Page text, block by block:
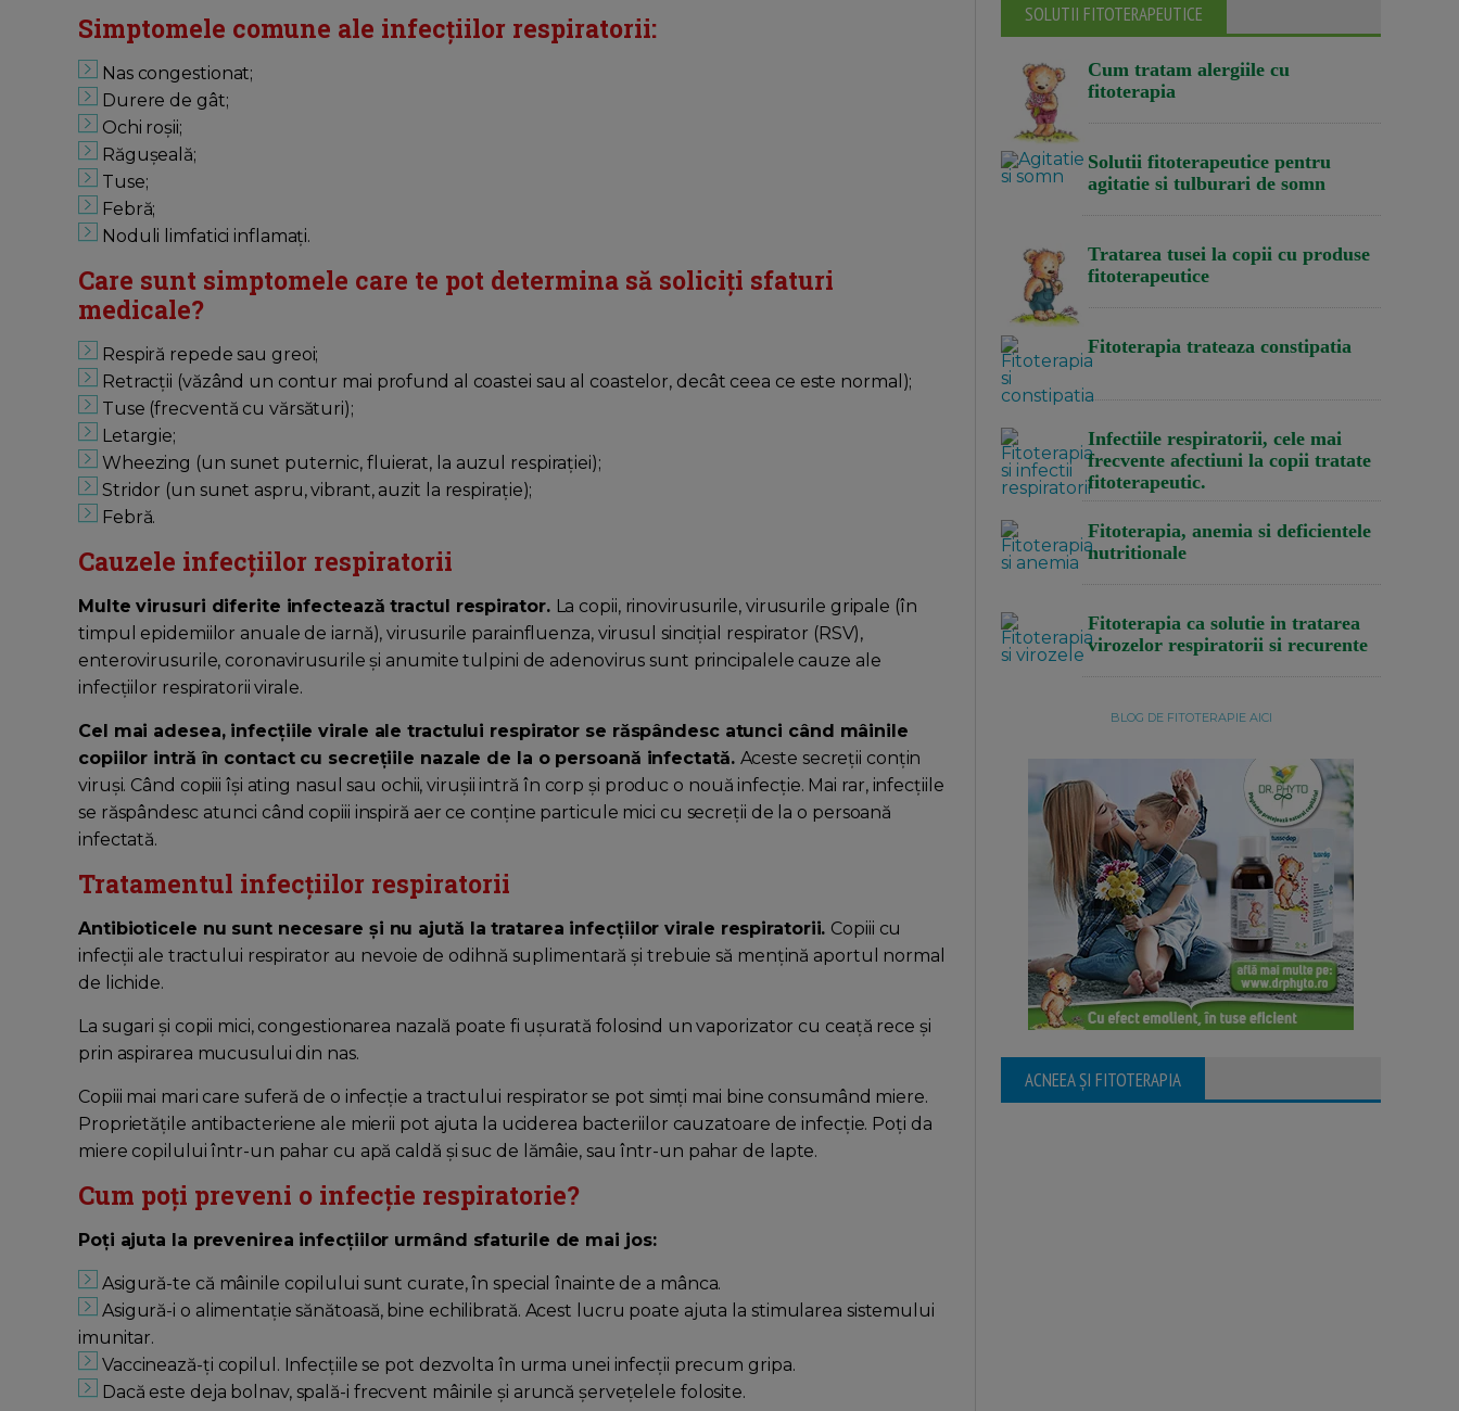
Simptomele comune ale infecțiilor respiratorii:
Nas congestionat;
Durere de gât;
Ochi roșii;
Răguşeală;
Tuse;
Febră;
Noduli limfatici inflamați.
Care sunt simptomele care te pot determina să soliciți sfaturi
medicale?
Respiră repede sau greoi;
Retracții (văzând un contur mai profund al coastei sau al coastelor, decât ceea ce este normal);
Tuse (frecventă cu vărsături);
Letargie;
Wheezing (un sunet puternic, fluierat, la auzul respirației);
Stridor (un sunet aspru, vibrant, auzit la respirație);
Febră.
Cauzele infecțiilor respiratorii
Multe virusuri diferite infectează tractul respirator. La copii, rinovirusurile, virusurile gripale (în
timpul epidemiilor anuale de iarnă), virusurile parainfluenza, virusul sincițial respirator (RSV),
enterovirusurile, coronavirusurile și anumite tulpini de adenovirus sunt principalele cauze ale
infecțiilor respiratorii virale.
Cel mai adesea, infecțiile virale ale tractului respirator se răspândesc atunci când mâinile
copiilor intră în contact cu secrețiile nazale de la o persoană infectată. Aceste secreții conțin
viruși. Când copiii își ating nasul sau ochii, virușii intră în corp și produc o nouă infecție. Mai rar, infecțiile
se răspândesc atunci când copiii inspiră aer ce conține particule mici cu secreții de la o persoană
infectată.
Tratamentul infecțiilor respiratorii
Antibioticele nu sunt necesare și nu ajută la tratarea infecțiilor virale respiratorii. Copiii cu
infecții ale tractului respirator au nevoie de odihnă suplimentară și trebuie să mențină aportul normal
de lichide.
La sugari și copii mici, congestionarea nazală poate fi ușurată folosind un vaporizator cu ceață rece și
prin aspirarea mucusului din nas.
Copiii mai mari care suferă de o infecție a tractului respirator se pot simți mai bine consumând miere.
Proprietățile antibacteriene ale mierii pot ajuta la uciderea bacteriilor cauzatoare de infecție. Poți da
miere copilului într-un pahar cu apă caldă și suc de lămâie, sau într-un pahar de lapte.
Cum poți preveni o infecție respiratorie?
Poți ajuta la prevenirea infecțiilor urmând sfaturile de mai jos:
Asigură-te că mâinile copilului sunt curate, în special înainte de a mânca.
Asigură-i o alimentație sănătoasă, bine echilibrată. Acest lucru poate ajuta la stimularea sistemului
imunitar.
Vaccinează-ți copilul. Infecțiile se pot dezvolta în urma unei infecții precum gripa.
Dacă este deja bolnav, spală-i frecvent mâinile și aruncă șervețelele folosite.
SOLUTII FITOTERAPEUTICE
Cum tratam alergiile cu
fitoterapia
Solutii fitoterapeutice pentru
agitatie si tulburari de somn
Tratarea tusei la copii cu produse
fitoterapeutice
Fitoterapia trateaza constipatia
Infectiile respiratorii, cele mai
frecvente afectiuni la copii tratate
fitoterapeutic.
Fitoterapia, anemia si deficientele
nutritionale
Fitoterapia ca solutie in tratarea
virozelor respiratorii si recurente
BLOG DE FITOTERAPIE AICI
ACNEEA ȘI FITOTERAPIA